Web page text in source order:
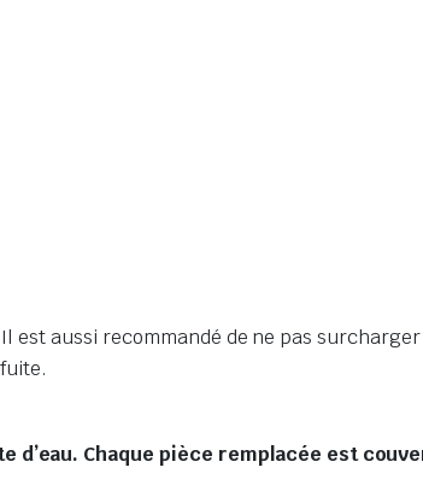
aussi recommandé de ne pas
Chaque pièce remplacée est